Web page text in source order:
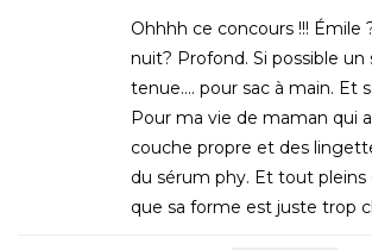
Ohhhh ce concours !!! Émile
nuit? Profond. Si possible un
tenue…. pour sac à main. Et
Pour ma vie de maman qui
couche propre et des
du sérum phy. Et tout pleins
que sa forme est juste trop